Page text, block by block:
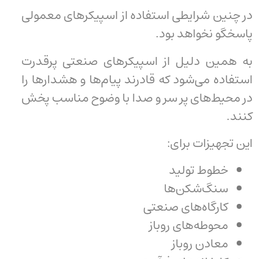
در چنین شرایطی استفاده از اسپیکرهای معمولی
پاسخگو نخواهد بود.
به همین دلیل از اسپیکرهای صنعتی پرقدرت
استفاده می‌شود که قادرند پیام‌ها و هشدارها را
در محیط‌های پر سر و صدا با وضوح مناسب پخش
کنند.
این تجهیزات برای:
خطوط تولید
سنگ‌شکن‌ها
کارگاه‌های صنعتی
محوطه‌های روباز
معادن روباز